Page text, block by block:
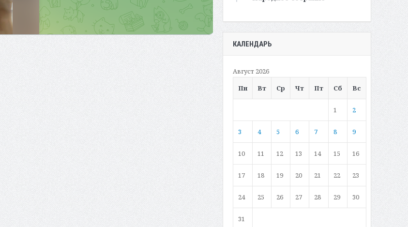
КАЛЕНДАРЬ
Август 2026
Пн
Вт Ср Чт Пт Сб Вс
1 2
3 4 5 6 7 8 9
10 11 12 13 14 15 16
17 18 19 20 21 22 23
24 25 26 27 28 29 30
31